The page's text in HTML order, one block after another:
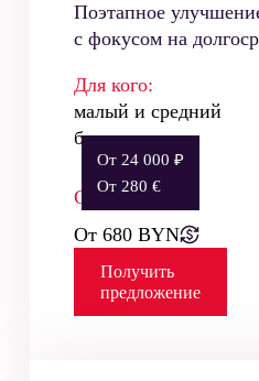
Поэтапное
с фокусом на
Для кого:
малый и средний
бизнес
Стоимость:
От 680 BYN
От 24 000 ₽
От 280 €
Получить
предложение